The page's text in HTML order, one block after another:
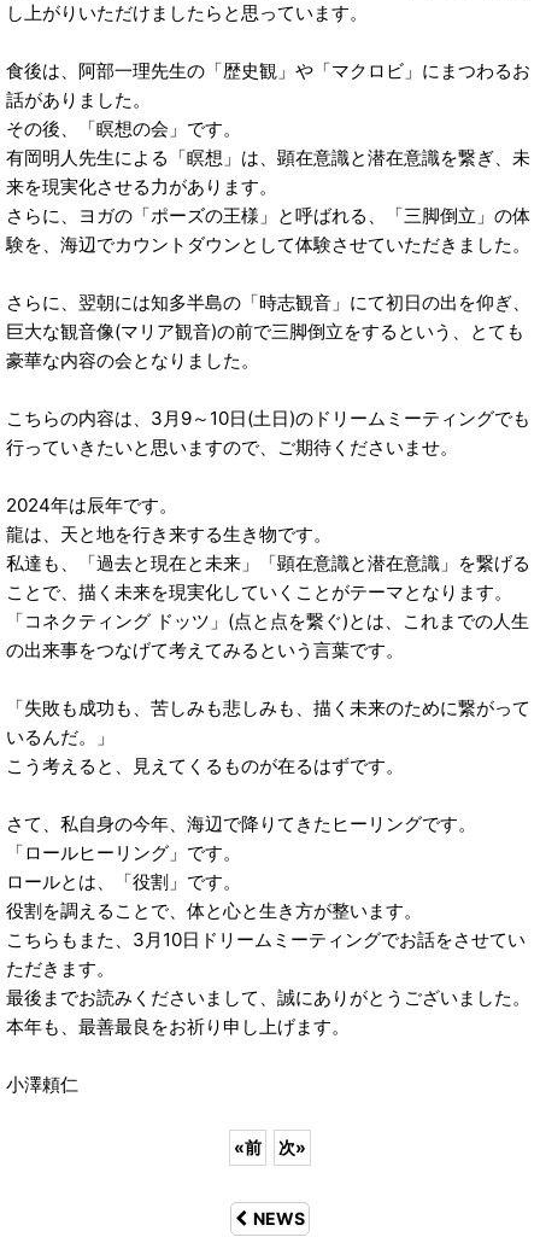
し上がりいただけましたらと思っています。
食後は、阿部一理先生の「歴史観」や「マクロビ」にまつわるお
話がありました。
その後、「瞑想の会」です。
有岡明人先生による「瞑想」は、顕在意識と潜在意識を繋ぎ、未
来を現実化させる力があります。
さらに、ヨガの「ポーズの王様」と呼ばれる、「三脚倒立」の体
験を、海辺でカウントダウンとして体験させていただきました。
さらに、翌朝には知多半島の「時志観音」にて初日の出を仰ぎ、
巨大な観音像(マリア観音)の前で三脚倒立をするという、とても
豪華な内容の会となりました。
こちらの内容は、3月9～10日(土日)のドリームミーティングでも
行っていきたいと思いますので、ご期待くださいませ。
2024年は辰年です。
龍は、天と地を行き来する生き物です。
私達も、「過去と現在と未来」「顕在意識と潜在意識」を繋げる
ことで、描く未来を現実化していくことがテーマとなります。
「コネクティング ドッツ」(点と点を繋ぐ)とは、これまでの人生
の出来事をつなげて考えてみるという言葉です。
「失敗も成功も、苦しみも悲しみも、描く未来のために繋がって
いるんだ。」
こう考えると、見えてくるものが在るはずです。
さて、私自身の今年、海辺で降りてきたヒーリングです。
「ロールヒーリング」です。
ロールとは、「役割」です。
役割を調えることで、体と心と生き方が整います。
こちらもまた、3月10日ドリームミーティングでお話をさせてい
ただきます。
最後までお読みくださいまして、誠にありがとうございました。
本年も、最善最良をお祈り申し上げます。
小澤頼仁
«前 次»
NEWS